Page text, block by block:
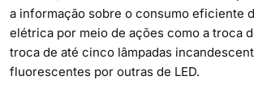
a informação sobre o consumo eficiente
elétrica por meio de ações como a troca
troca de até cinco lâmpadas
fluorescentes por outras de LED.